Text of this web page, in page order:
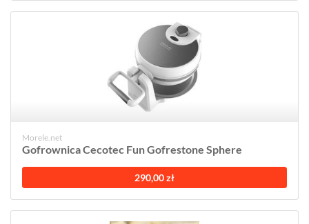
Morele.net
Gofrownica Cecotec Fun Gofrestone Sphere
290,00 zł